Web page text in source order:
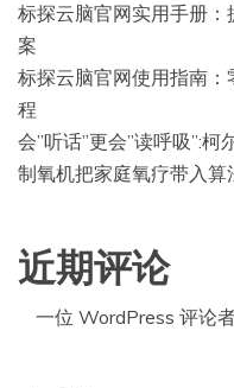
标探云脑官网实用手册
案
标探云脑官网使用指南
程
会”听话”更会”读呼吸”:
制氧机把家庭氧疗带入算
近期评论
一位 WordPress 评论